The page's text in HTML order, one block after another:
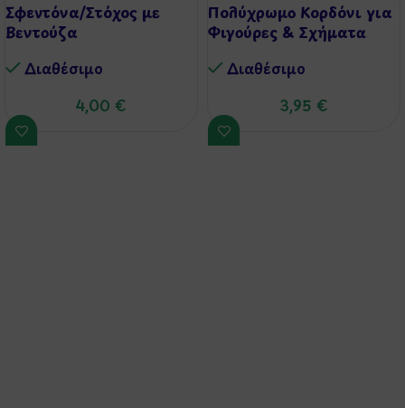
Σφεντόνα/Στόχος με
Βεντούζα
Διαθέσιμo
4,00 €
Πολύχρωμο Κορδόνι για
Φιγούρες & Σχήματα
Διαθέσιμo
3,95 €